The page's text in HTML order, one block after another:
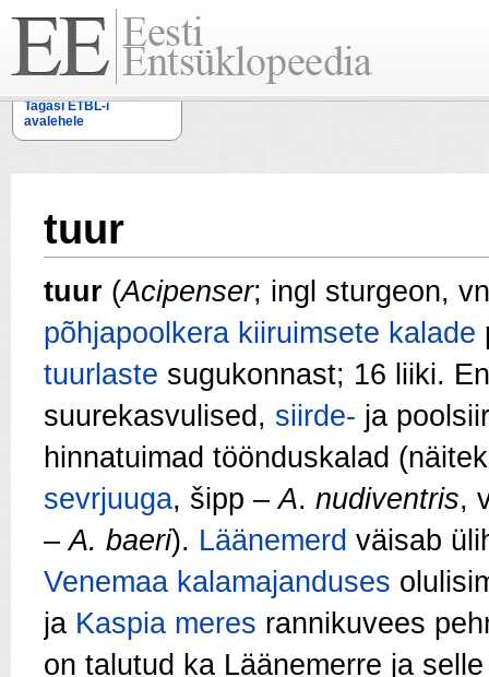
Tagasi ETBL-i
avalehele
tuur
tuur (Acipenser; ingl sturgeon,
põhjapoolkera kiiruimsete kalade
tuurlaste sugukonnast; 16 liiki.
suurekasvulised, siirde- ja
hinnatuimad töönduskalad
sevrjuuga, šipp –A. nudiventris,
–A. baeri). Läänemerd väisab
Venemaa kalamajanduses
ja Kaspia meres rannikuvees
on talutud ka Läänemerre ja